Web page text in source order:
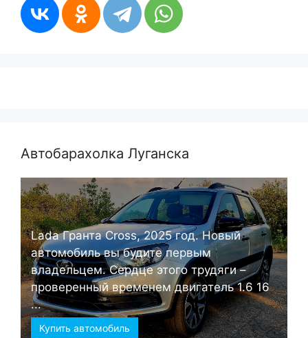
Автобарахолка Луганска
Lada Гранта Cross, 2025 год. Новый
автомобиль вы будите первым
владельцем. Сердце этого трудяги –
проверенный временем двигатель 1.6 16
...
Купить автомобиль